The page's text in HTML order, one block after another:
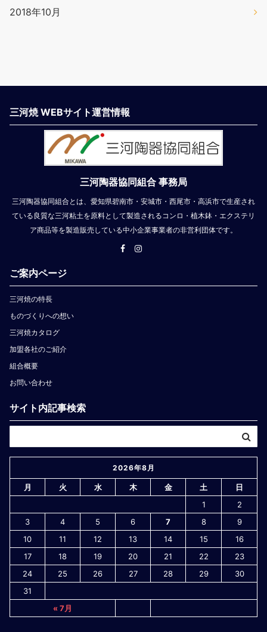
2018年10月
三河焼 WEBサイト運営情報
三河陶器協同組合 事務局
三河陶器協同組合とは、愛知県碧南市・安城市・西尾市・高浜市で生産され
ている良質な三河粘土を原料として製造されるコンロ・植木鉢・エクステリ
ア商品等を製造販売している中小企業事業者の非営利団体です。
ご案内ページ
三河焼の特長
ものづくりへの想い
三河焼カタログ
加盟各社のご紹介
組合概要
お問い合わせ
サイト内記事検索
2026年8月
月 火 水 木 金 土 日
« 7月
1
2
3
4 5 6 7 8
9
10
11 12 13 14 15
16
17
18 19 20 21 22
23
24
25 26 27 28 29
30
31